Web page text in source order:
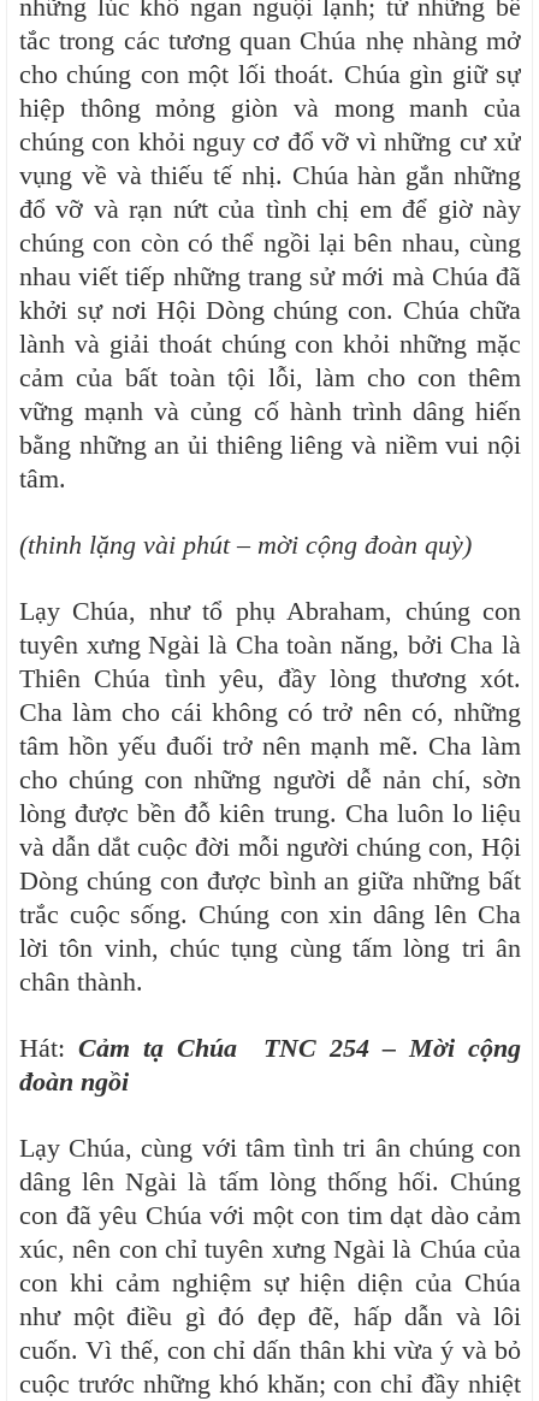
những lúc khô ngan nguội lạnh; từ những bế
tắc trong các tương quan Chúa nhẹ nhàng mở
cho chúng con một lối thoát. Chúa gìn giữ sự
hiệp thông mỏng giòn và mong manh của
chúng con khỏi nguy cơ đổ vỡ vì những cư xử
vụng về và thiếu tế nhị. Chúa hàn gắn những
đổ vỡ và rạn nứt của tình chị em để giờ này
chúng con còn có thể ngồi lại bên nhau, cùng
nhau viết tiếp những trang sử mới mà Chúa đã
khởi sự nơi Hội Dòng chúng con. Chúa chữa
lành và giải thoát chúng con khỏi những mặc
cảm của bất toàn tội lỗi, làm cho con thêm
vững mạnh và củng cố hành trình dâng hiến
bằng những an ủi thiêng liêng và niềm vui nội
tâm.
(thinh lặng vài phút – mời cộng đoàn quỳ)
Lạy Chúa, như tổ phụ Abraham, chúng con
tuyên xưng Ngài là Cha toàn năng, bởi Cha là
Thiên Chúa tình yêu, đầy lòng thương xót.
Cha làm cho cái không có trở nên có, những
tâm hồn yếu đuối trở nên mạnh mẽ. Cha làm
cho chúng con những người dễ nản chí, sờn
lòng được bền đỗ kiên trung. Cha luôn lo liệu
và dẫn dắt cuộc đời mỗi người chúng con, Hội
Dòng chúng con được bình an giữa những bất
trắc cuộc sống. Chúng con xin dâng lên Cha
lời tôn vinh, chúc tụng cùng tấm lòng tri ân
chân thành.
Hát: Cảm tạ Chúa TNC 254 – Mời cộng
đoàn ngồi
Lạy Chúa, cùng với tâm tình tri ân chúng con
dâng lên Ngài là tấm lòng thống hối. Chúng
con đã yêu Chúa với một con tim dạt dào cảm
xúc, nên con chỉ tuyên xưng Ngài là Chúa của
con khi cảm nghiệm sự hiện diện của Chúa
như một điều gì đó đẹp đẽ, hấp dẫn và lôi
cuốn. Vì thế, con chỉ dấn thân khi vừa ý và bỏ
cuộc trước những khó khăn; con chỉ đầy nhiệt